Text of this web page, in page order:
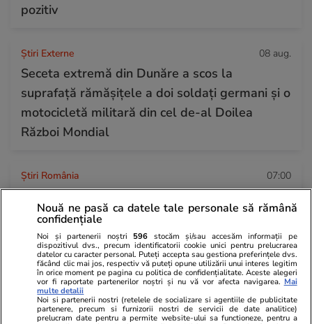
pozitiv
Știri Externe 08 aug.
Seceta extremă din Dunăre a scos la
suprafață rămășițele a doi soldați germani și o
motocicletă militară din cel de-al Doilea
Război Mondial
Știri România 07:00
Loto 6/49 din 9 august 2026. Report de peste
9,53 milioane de euro la 6/49, categoria I
Nouă ne pasă ca datele tale personale să rămână
confidențiale
Noi și partenerii noștri 596 stocăm și/sau accesăm informații pe
dispozitivul dvs., precum identificatorii cookie unici pentru prelucrarea
datelor cu caracter personal. Puteți accepta sau gestiona preferințele dvs.
făcând clic mai jos, respectiv vă puteți opune utilizării unui interes legitim
în orice moment pe pagina cu politica de confidențialitate. Aceste alegeri
vor fi raportate partenerilor noștri și nu vă vor afecta navigarea. Mai
multe detalii
Noi si partenerii nostri (retelele de socializare si agentiile de publicitate
partenere, precum si furnizorii nostri de servicii de date analitice)
prelucram date pentru a permite website-ului sa functioneze, pentru a